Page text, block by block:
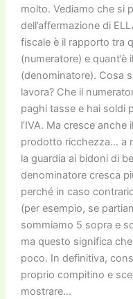
molto. Vediamo che si
dell’affermazione di
fiscale è il rapporto tra
(numeratore) e
(denominatore). Cosa
lavora? Che il
paghi tasse e hai soldi
l’IVA. Ma cresce
prodotto ricchezza… a
la guardia ai bidoni di
denominatore cresca
perché in caso
(per esempio, se
sommiamo 5 sopra e
ma questo significa
poco. In definitiva,
proprio compitino e
mostrare…